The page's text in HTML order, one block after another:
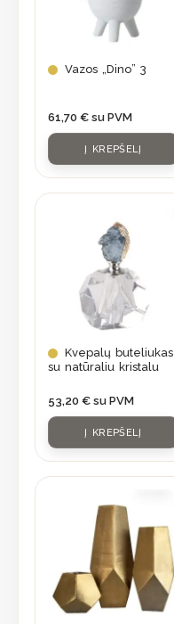
Vazos „Dino” 3
61,70 € su PVM
Į KREPŠELĮ
Kvepalų buteliukas
su natūraliu kristalu
53,20 € su PVM
Į KREPŠELĮ
multiple
variants.
The
options